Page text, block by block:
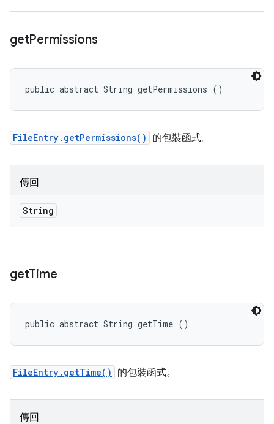
getPermissions
public abstract String getPermissions ()
FileEntry.getPermissions() 的包裝函式。
傳回
String
getTime
public abstract String getTime ()
FileEntry.getTime() 的包裝函式。
傳回